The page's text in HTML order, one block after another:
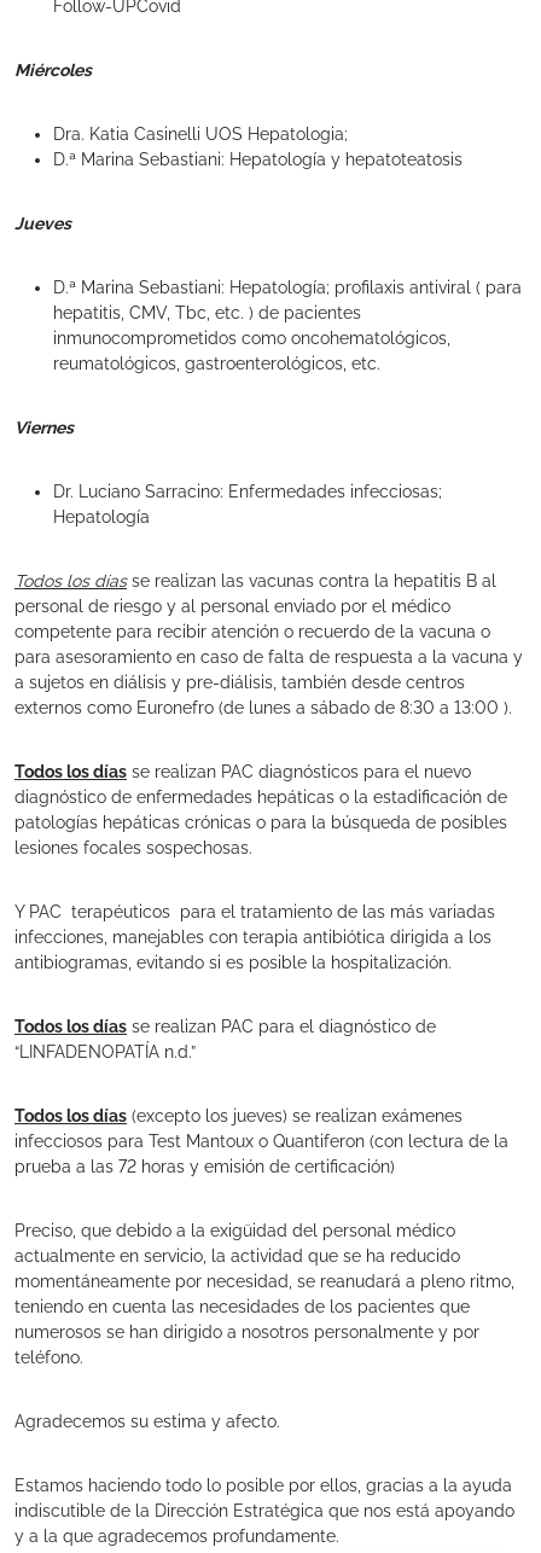
Follow-UPCovid
Miércoles
Dra. Katia Casinelli UOS Hepatologia;
D.ª Marina Sebastiani: Hepatología y hepatoteatosis
Jueves
D.ª Marina Sebastiani: Hepatología; profilaxis antiviral ( para
hepatitis, CMV, Tbc, etc. ) de pacientes
inmunocomprometidos como oncohematológicos,
reumatológicos, gastroenterológicos, etc.
Viernes
Dr. Luciano Sarracino: Enfermedades infecciosas;
Hepatología
Todos los díasse realizan las vacunas contra la hepatitis B al
personal de riesgo y al personal enviado por el médico
competente para recibir atención o recuerdo de la vacuna o
para asesoramiento en caso de falta de respuesta a la vacuna y
a sujetos en diálisis y pre-diálisis, también desde centros
externos como Euronefro (de lunes a sábado de 8:30 a 13:00 ).
Todos los días se realizan PAC diagnósticos para el nuevo
diagnóstico de enfermedades hepáticas o la estadificación de
patologías hepáticas crónicas o para la búsqueda de posibles
lesiones focales sospechosas.
Y PAC terapéuticos para el tratamiento de las más variadas
infecciones, manejables con terapia antibiótica dirigida a los
antibiogramas, evitando si es posible la hospitalización.
Todos los días se realizan PAC para el diagnóstico de
“LINFADENOPATÍA n.d.”
Todos los días (excepto los jueves) se realizan exámenes
infecciosos para Test Mantoux o Quantiferon (con lectura de la
prueba a las 72 horas y emisión de certificación)
Preciso, que debido a la exigüidad del personal médico
actualmente en servicio, la actividad que se ha reducido
momentáneamente por necesidad, se reanudará a pleno ritmo,
teniendo en cuenta las necesidades de los pacientes que
numerosos se han dirigido a nosotros personalmente y por
teléfono.
Agradecemos su estima y afecto.
Estamos haciendo todo lo posible por ellos, gracias a la ayuda
indiscutible de la Dirección Estratégica que nos está apoyando
y a la que agradecemos profundamente.